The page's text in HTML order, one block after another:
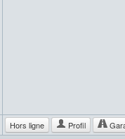
Hors ligne Profil